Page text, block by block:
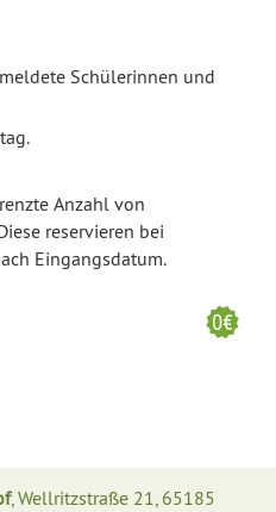
Schülerinnen und
Anzahl von
reservieren bei
Eingangsdatum.
, Wellritzstraße 21, 65185